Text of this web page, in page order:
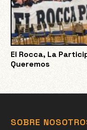
El Rocca, La
Queremos
SOBRE